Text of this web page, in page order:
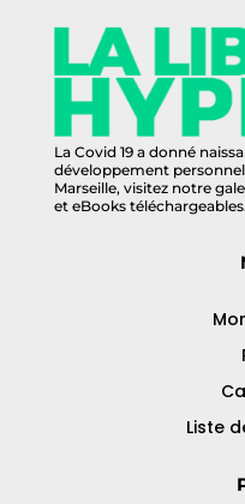
La Covid 19 a donné
développement personnel
Marseille, visitez notre
et eBooks téléchargeables.
Liste